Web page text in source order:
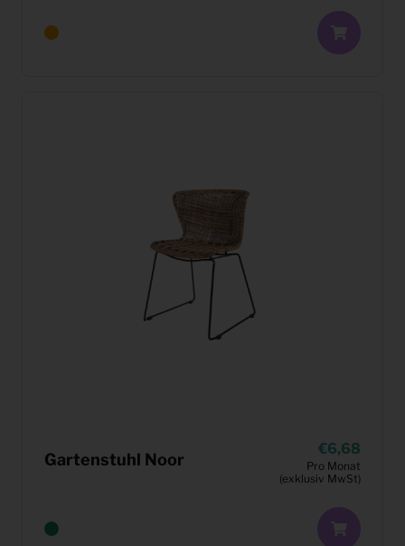
Gartenstuhl Noor
6,68
Pro Monat
(exklusiv MwSt)